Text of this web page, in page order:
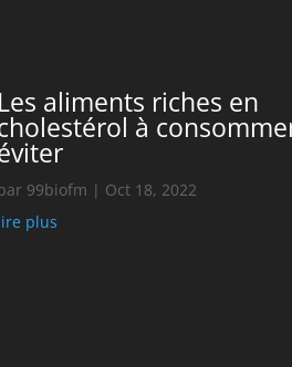
Les aliments riches en
à
99biofm | Oct 18, 2022
plus